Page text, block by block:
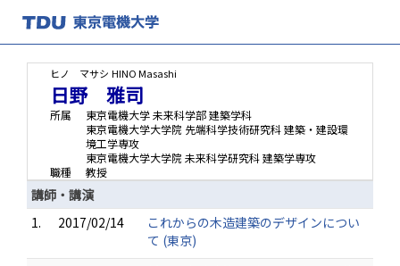
ヒノ マサシ HINO Masashi
日野 雅司
所属
東京電機大学 未来科学部 建築学科
東京電機大学大学院 先端科学技術研究科 建築・建設環
境工学専攻
東京電機大学大学院 未来科学研究科 建築学専攻
職種
教授
講師・講演
1.
2017/02/14
これからの木造建築のデザインについ
て (東京)